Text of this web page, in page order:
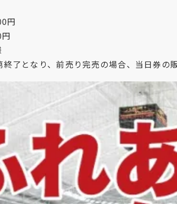
円
了となり、前売り完売の場合、当日券の